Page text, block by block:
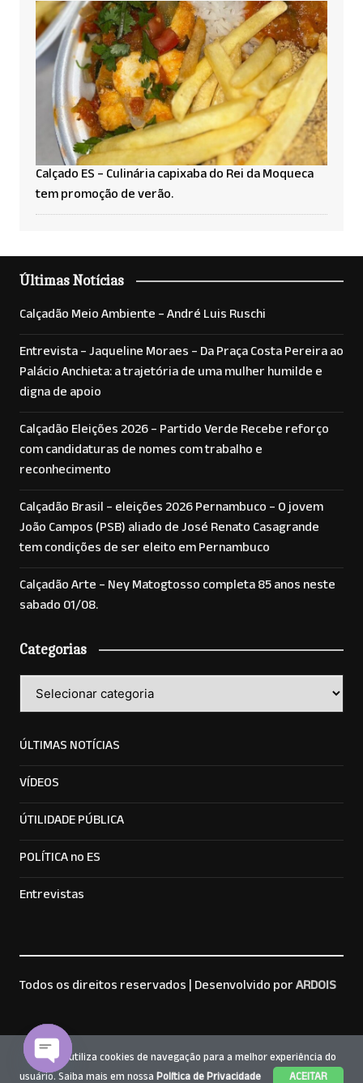
Calçado ES – Culinária capixaba do Rei da Moqueca
tem promoção de verão.
Últimas Notícias
Calçadão Meio Ambiente – André Luis Ruschi
Entrevista – Jaqueline Moraes – Da Praça Costa Pereira ao
Palácio Anchieta: a trajetória de uma mulher humilde e
digna de apoio
Calçadão Eleições 2026 – Partido Verde Recebe reforço
com candidaturas de nomes com trabalho e
reconhecimento
Calçadão Brasil – eleições 2026 Pernambuco – O jovem
João Campos (PSB) aliado de José Renato Casagrande
tem condições de ser eleito em Pernambuco
Calçadão Arte – Ney Matogtosso completa 85 anos neste
sabado 01/08.
Categorias
ÚLTIMAS NOTÍCIAS
VÍDEOS
ÚTILIDADE PÚBLICA
POLÍTICA no ES
Entrevistas
Este site utiliza cookies de navegação para a melhor experiência do
usuário. Saiba mais em nossaPolítica de Privacidade ACEITAR
Todos os direitos reservados |Desenvolvido porARDOIS